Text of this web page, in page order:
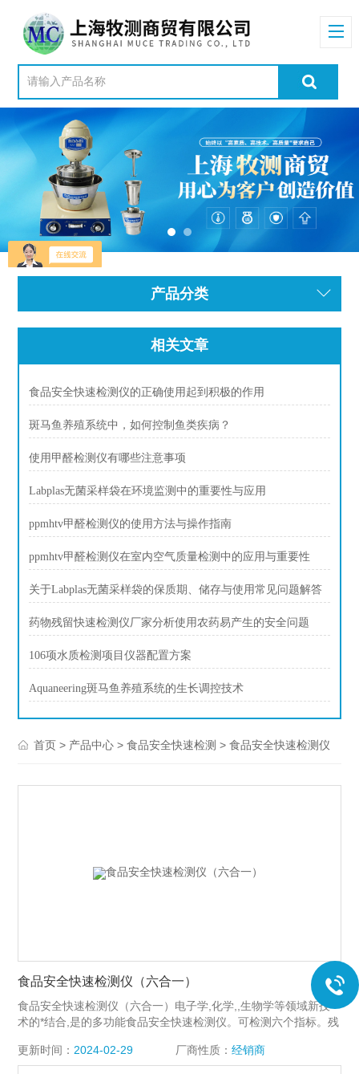
产品分类
相关文章
食品安全快速检测仪的正确使用起到积极的作用
斑马鱼养殖系统中，如何控制鱼类疾病？
使用甲醛检测仪有哪些注意事项
Labplas无菌采样袋在环境监测中的重要性与应用
ppmhtv甲醛检测仪的使用方法与操作指南
ppmhtv甲醛检测仪在室内空气质量检测中的应用与重要性
关于Labplas无菌采样袋的保质期、储存与使用常见问题解答
药物残留快速检测仪厂家分析使用农药易产生的安全问题
106项水质检测项目仪器配置方案
Aquaneering斑马鱼养殖系统的生长调控技术
首页 > 产品中心 >食品安全快速检测 >食品安全快速检测仪
食品安全快速检测仪（六合一）
食品安全快速检测仪（六合一）电子学,化学,,生物学等领域新技
术的*结合,是的多功能食品安全快速检测仪。可检测六个指标。残
中甲醛测定，乳制品中蛋白质测定，食品中吊白块测定
更新时间： 2024-02-29 厂商性质： 经销商